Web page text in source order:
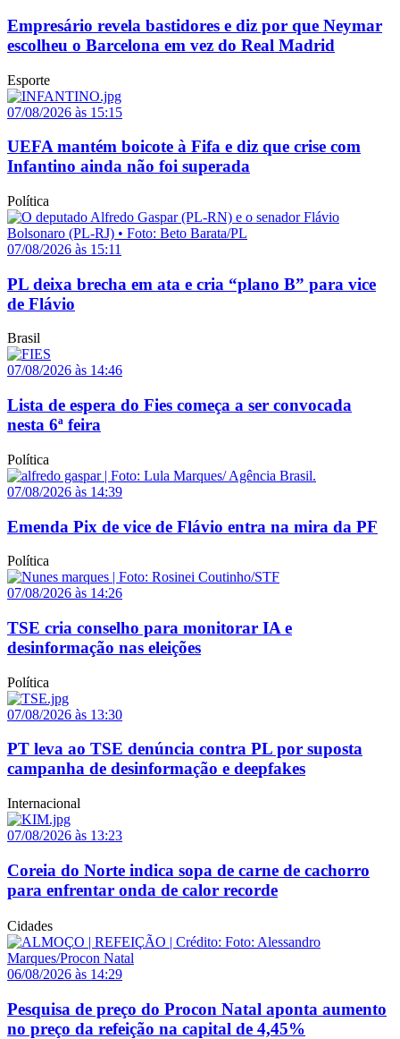
Empresário revela bastidores e diz por que Neymar
escolheu o Barcelona em vez do Real Madrid
Esporte
07/08/2026 às 15:15
UEFA mantém boicote à Fifa e diz que crise com
Infantino ainda não foi superada
Política
07/08/2026 às 15:11
PL deixa brecha em ata e cria “plano B” para vice
de Flávio
Brasil
07/08/2026 às 14:46
Lista de espera do Fies começa a ser convocada
nesta 6ª feira
Política
07/08/2026 às 14:39
Emenda Pix de vice de Flávio entra na mira da PF
Política
07/08/2026 às 14:26
TSE cria conselho para monitorar IA e
desinformação nas eleições
Política
07/08/2026 às 13:30
PT leva ao TSE denúncia contra PL por suposta
campanha de desinformação e deepfakes
Internacional
07/08/2026 às 13:23
Coreia do Norte indica sopa de carne de cachorro
para enfrentar onda de calor recorde
Cidades
06/08/2026 às 14:29
Pesquisa de preço do Procon Natal aponta aumento
no preço da refeição na capital de 4,45%